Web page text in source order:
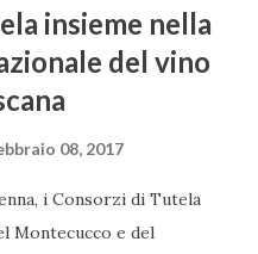
insieme nella
del vino
08, 2017
i Consorzi di Tutela
Montecucco e del